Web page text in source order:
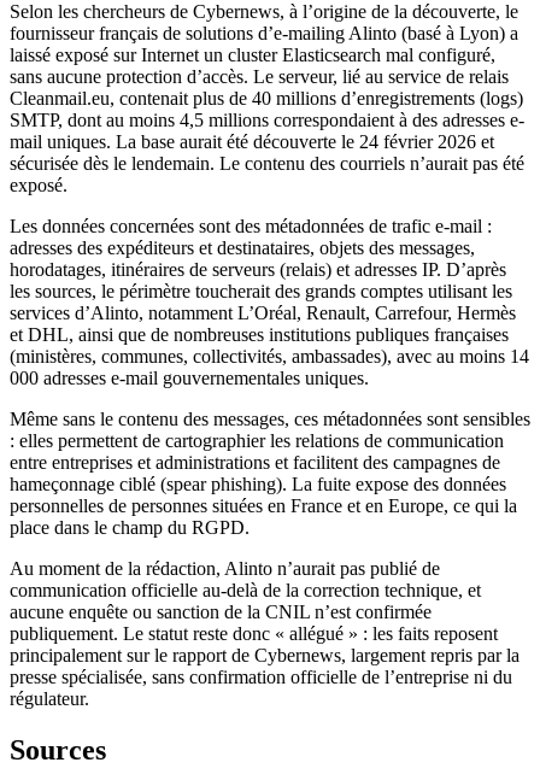
Selon les chercheurs de Cybernews, à l’origine de la découverte, le
fournisseur français de solutions d’e-mailing Alinto (basé à Lyon) a
laissé exposé sur Internet un cluster Elasticsearch mal configuré,
sans aucune protection d’accès. Le serveur, lié au service de relais
Cleanmail.eu, contenait plus de 40 millions d’enregistrements (logs)
SMTP, dont au moins 4,5 millions correspondaient à des adresses e-
mail uniques. La base aurait été découverte le 24 février 2026 et
sécurisée dès le lendemain. Le contenu des courriels n’aurait pas été
exposé.
Les données concernées sont des métadonnées de trafic e-mail :
adresses des expéditeurs et destinataires, objets des messages,
horodatages, itinéraires de serveurs (relais) et adresses IP. D’après
les sources, le périmètre toucherait des grands comptes utilisant les
services d’Alinto, notamment L’Oréal, Renault, Carrefour, Hermès
et DHL, ainsi que de nombreuses institutions publiques françaises
(ministères, communes, collectivités, ambassades), avec au moins 14
000 adresses e-mail gouvernementales uniques.
Même sans le contenu des messages, ces métadonnées sont sensibles
: elles permettent de cartographier les relations de communication
entre entreprises et administrations et facilitent des campagnes de
hameçonnage ciblé (spear phishing). La fuite expose des données
personnelles de personnes situées en France et en Europe, ce qui la
place dans le champ du RGPD.
Au moment de la rédaction, Alinto n’aurait pas publié de
communication officielle au-delà de la correction technique, et
aucune enquête ou sanction de la CNIL n’est confirmée
publiquement. Le statut reste donc « allégué » : les faits reposent
principalement sur le rapport de Cybernews, largement repris par la
presse spécialisée, sans confirmation officielle de l’entreprise ni du
régulateur.
Sources